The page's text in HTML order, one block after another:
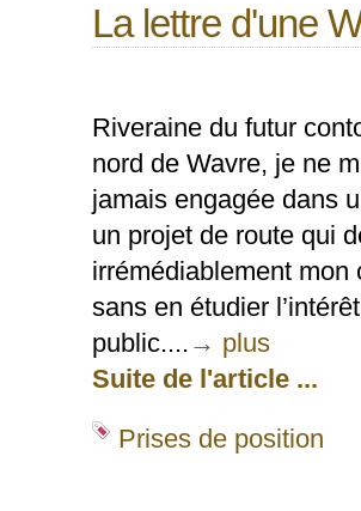
La lettre d'une
Riveraine du futur
nord de Wavre, je ne
jamais engagée dans
un projet de route qui
irrémédiablement mon
sans en étudier l’intérêt
public.... → plus
Suite de l'article ...
Prises de position